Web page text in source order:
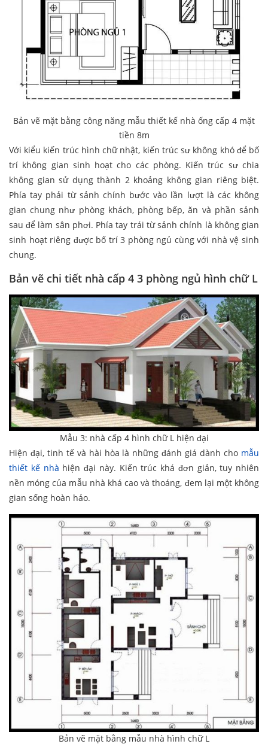
Bản vẽ mặt bằng công năng mẫu thiết kế nhà ống cấp 4 mặt
tiền 8m
Với kiểu kiến trúc hình chữ nhật, kiến trúc sư không khó để bố
trí không gian sinh hoạt cho các phòng. Kiến trúc sư chia
không gian sử dụng thành 2 khoảng không gian riêng biệt.
Phía tay phải từ sảnh chính bước vào lần lượt là các không
gian chung như phòng khách, phòng bếp, ăn và phần sảnh
sau để làm sân phơi. Phía tay trái từ sảnh chính là không gian
sinh hoạt riêng được bố trí 3 phòng ngủ cùng với nhà vệ sinh
chung.
Bản vẽ chi tiết nhà cấp 4 3 phòng ngủ hình chữ L
Mẫu 3: nhà cấp 4 hình chữ L hiện đại
Hiện đại, tinh tế và hài hòa là những đánh giá dành cho mẫu
thiết kế nhà hiện đại này. Kiến trúc khá đơn giản, tuy nhiên
nền móng của mẫu nhà khá cao và thoáng, đem lại một không
gian sống hoàn hảo.
Bản vẽ mặt bằng mẫu nhà hình chữ L